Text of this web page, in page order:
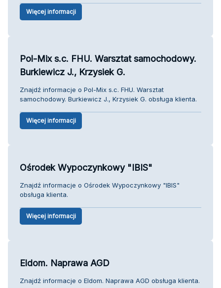
Więcej informacji
Pol-Mix s.c. FHU. Warsztat samochodowy.
Burkiewicz J., Krzysiek G.
Znajdź informacje o Pol-Mix s.c. FHU. Warsztat
samochodowy. Burkiewicz J., Krzysiek G. obsługa klienta.
Więcej informacji
Ośrodek Wypoczynkowy "IBIS"
Znajdź informacje o Ośrodek Wypoczynkowy "IBIS"
obsługa klienta.
Więcej informacji
Eldom. Naprawa AGD
Znajdź informacje o Eldom. Naprawa AGD obsługa klienta.